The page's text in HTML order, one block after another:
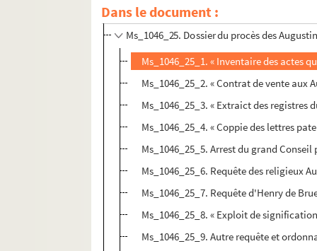
Dans le document :
Ms_1046_24. Défense de Henry de Brueis,
Ms_1046_25. Dossier du procès des
Ms_1046_25_1. « Inventaire des actes
Ms_1046_25_2. « Contrat de vente aux
Ms_1046_25_3. « Extraict des registres
Ms_1046_25_4. « Coppie des lettres
Ms_1046_25_5. Arrest du grand
Ms_1046_25_6. Requête des religieux
Ms_1046_25_7. Requête d'Henry de
Ms_1046_25_8. « Exploit de
Ms_1046_25_9. Autre requête et